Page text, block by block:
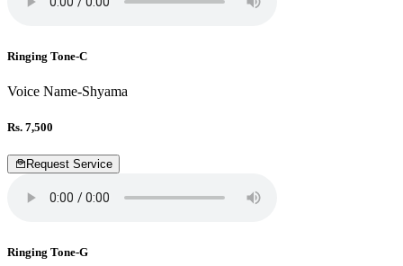
Ringing Tone-C
Voice Name-Shyama
Rs. 7,500
Request Service
Ringing Tone-G